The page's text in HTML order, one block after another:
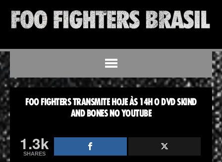
FOO FIGHTERS TRANSMITE HOJE ÀS 14H O DVD SKIND
AND BONES NO YOUTUBE
1.3k
SHARES